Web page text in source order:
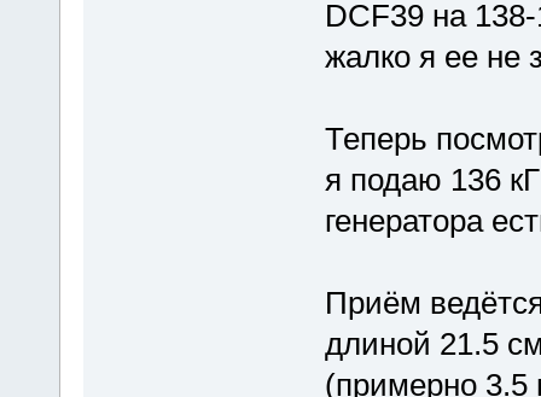
DCF39 на
жалко я ее не
Теперь
я подаю 136
генератора
Приём
длиной 21.5
(примерно